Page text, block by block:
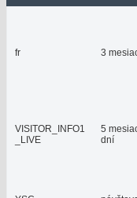
fr 3
VISITOR_INFO1
_LIVE
5
dní